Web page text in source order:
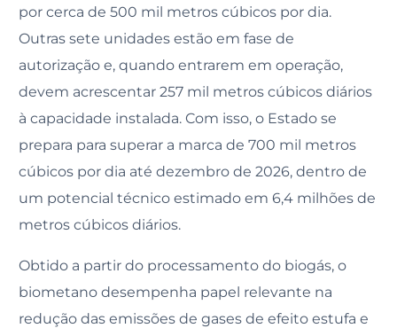
por cerca de 500 mil metros cúbicos por dia.
Outras sete unidades estão em fase de
autorização e, quando entrarem em operação,
devem acrescentar 257 mil metros cúbicos diários
à capacidade instalada. Com isso, o Estado se
prepara para superar a marca de 700 mil metros
cúbicos por dia até dezembro de 2026, dentro de
um potencial técnico estimado em 6,4 milhões de
metros cúbicos diários.
Obtido a partir do processamento do biogás, o
biometano desempenha papel relevante na
redução das emissões de gases de efeito estufa e